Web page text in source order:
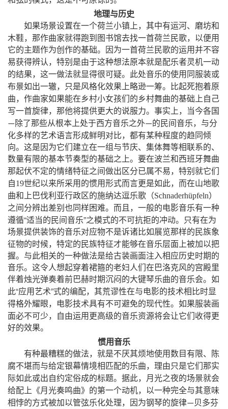
地理与历史
如果场景设置在一个荷兰小镇上 ， 其中有运河、磨坊和
木鞋， 那作曲家就得跑到图书馆去找一首荷兰民歌，
以便用
它的主题作为创作的基础。因为一首荷兰民歌的运用并不容
易获得辨认 ， 特别是由于这种想法原本就是配乐者灵机一动
的结果， 这一做法就显得很可疑。此处音乐的使用同服装或
布景如出一辙，
只是风格化效果上略逊一筹。比起死抱着原
曲， 作曲家如果能在乡村小女孩们的乡村舞曲的基础上自己
写一首旋律， 那他将提供更大的说服力。事实上 ， 当今各国
—除了那些从根本上处于西方音乐之外—的民间音乐，
与分
化多样的艺术语言形成鲜明对比， 都有某种程度的趋同倾
向。这是因为它们建立在一组与节庆、集体舞等相联系的、
数量有限的基本节奏型的基础之上。要在波兰和西班牙舞曲
那起伏不定的情绪特征之间做出区分已属不易， 特别就它们
自19世纪以来所采用的惯用形式而言更是如此，
而在山地歌
曲和上巴伐利亚行政区的施纳达逗乐歌
（Schnaderhüpfeln）
之间分辨出差别也同样困难。而且 ， 一般的电影音乐有一种
遵循“适当的民间音乐”之模式的不可抗拒的冲动。只有在为
场景提供装饰的音乐对应物不是诉诸比如展览那样的民族象
征物的时候， 特定的民族特征才能够在音乐层面上被加以把
握。与此相关的一种做法是给古装画面注入相应历史时期的
音乐。这令人想起穿着裙箍的老妇人们在巴洛克风的宫殿里
伴着烛光弹奏着前巴赫时期沉闷的大键琴乐曲的音乐会。如
此“应用艺术”式的编配， 其荒谬性在与电影的技术相比时显
得格外耀眼，
电影技术具有不可避免的现代性。如果服装画
面必不可少，
自由运用更高级的音乐资源将会让它们收得更
好的效果。
惯用音乐
有种最糟糕的做法， 就是不厌其烦地使用数目有限、陈
腐不堪而与给定银幕情境相匹配的乐曲，
理由只是它们那实
际如此或出自约定俗成的标题。据此，
月光之夜的场景就会
给配上《月光奏鸣曲》的第一个动机，
以一种完全与其意味
相悖的方式被加以管弦乐化处理， 因为钢琴的旋律—贝多芬